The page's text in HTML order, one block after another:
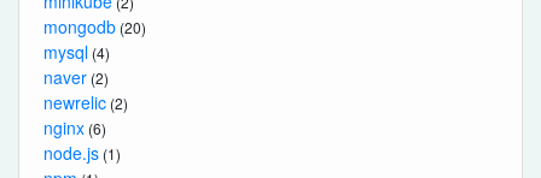
mongodb (20)
mysql (4)
naver (2)
newrelic (2)
nginx (6)
node.js (1)